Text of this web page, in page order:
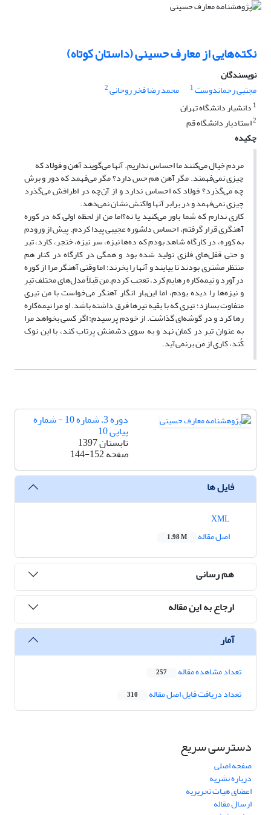
نکته‌هایی از معارف حسینی (داستان کوتاه)
نویسندگان
مجتبی رحماندوست1 محمد رضا فخر روحانی2
1 دانشیار دانشگاه تهران
2استادیار دانشگاه قم
چکیده
مردم خیال می‌کنند ما احساس نداریم. آنها می‌گویند آهن و فولاد که
چیزی نمی‌فهمند. مگر آهن هم حس دارد؟ مگر می‌فهمد که دور و برش
چه می‌گذرد؟ فولاد که احساس ندارد و از آن‌چه در اطرافش می‌گذرد
چیزی نمی‌فهمد و در برابر آنها واکنش نشان نمی‌دهد.
کاری ندارم که شما باور می‌کنید یا نه؟اما من از لحظه اولی که در کوره
آهنگری قرار گرفتم، احساس دلشوره عجیبی پیدا کردم. پیش از ورودم
به کوره، در کارگاه شاهد بودم که ده‌ها نیزه، سر نیزه، خنجر، کارد، تیر
و حتی قفل‌های فلزی تولید شده بود و همگی در کارگاه در کنار هم
منتظر مشتری بودند تا بیایند و آنها را بخرند؛ اما وقتی آهنگر مرا از کوره
درآورد و نیمه‌کاره رهایم کرد، تعجب کردم.‌من قبلاً مدل‌های مختلف تیر
و نیزه‌ها را دیده بودم، اما این‌بار انگار آهنگر می‌خواست با من تیری
متفاوت بسازد؛ تیری که با بقیه تیرها فرق داشته باشد. او مرا نیمه‌کاره
رها کرد و در گوشه‌ای گذاشت. از خودم پرسیدم: اگر کسی بخواهد مرا
به عنوان تیر در کمان نهد و به سوی دشمنش پرتاب کند، با این نوک
کُند، کاری از من برنمی‌آید.
دوره 3، شماره 10 - شماره
پیاپی 10
تابستان 1397
صفحه144-152
فایل ها
اصل مقاله
1.98 M
هم رسانی
ارجاع به این مقاله
آمار
تعداد مشاهده مقاله 257
تعداد دریافت فایل اصل مقاله 310
دسترسی سریع
صفحه اصلی
درباره نشریه
اعضای هیات تحریریه
ارسال مقاله